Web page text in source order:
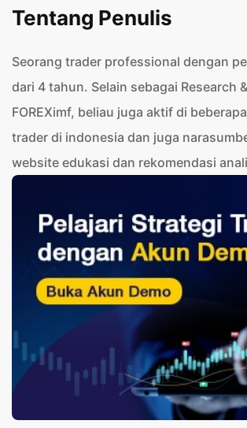
Tentang Penulis
Seorang trader professional dengan
dari 4 tahun. Selain sebagai Research
FOREXimf, beliau juga aktif di
trader di indonesia dan juga
website edukasi dan rekomendasi